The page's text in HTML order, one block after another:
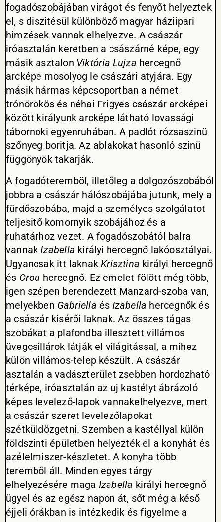
fogadószobájában virágot és fenyőt helyeztek
el, s diszitésül különböző magyar háziipari
himzések vannak elhelyezve. A császár
iróasztalán keretben a császárné képe, egy
másik asztalon Viktória Lujza hercegnő
arcképe mosolyog le császári atyjára. Egy
másik hármas képcsoportban a német
trónörökös és néhai Frigyes császár arcképei
között királyunk arcképe látható lovassági
tábornoki egyenruhában. A padlót rózsaszinü
szőnyeg boritja. Az ablakokat hasonló szinü
függönyök takarják.
A fogadóteremböl, illetőleg a dolgozószobából
jobbra a császár hálószobájába jutunk, mely a
fürdőszobába, majd a személyes szolgálatot
teljesitő komornyik szobájához és a
ruhatárhoz vezet. A fogadószobától balra
vannakIzabella királyi hercegnő lakóosztályai.
Ugyancsak itt laknakKrisztina királyi hercegnő
és Crou hercegnő. Ez emelet fölött még több,
igen szépen berendezett Manzard-szoba van,
melyekben Gabriella és Izabella hercegnők és
a császár kisérői laknak. Az összes tágas
szobákat a plafondba illesztett villámos
üvegcsillárok látják el világitással, a mihez
külön villámos-telep készült. A császár
asztalán a vadászterület zsebben hordozható
térképe, iróasztalán az uj kastélyt ábrázoló
képes levelező-lapok vannakelhelyezve, mert
a császár szeret levelezőlapokat
szétküldözgetni. Szemben a kastéllyal külön
földszinti épületben helyezték el a konyhát és
azélelmiszer-készletet. A konyha több
teremből áll. Minden egyes tárgy
elhelyezésére maga Izabella királyi hercegnő
ügyel és az egész napon át, sőt még a késő
éjjeli órákban is intézkedik és figyelme a